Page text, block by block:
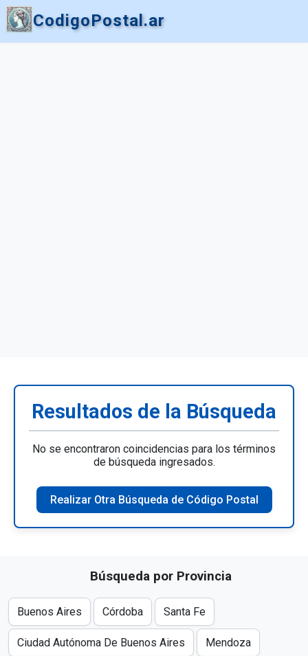
CodigoPostal.ar
Resultados de la Búsqueda
No se encontraron coincidencias para los términos
de búsqueda ingresados.
Realizar Otra Búsqueda de Código Postal
Búsqueda por Provincia
Buenos Aires Córdoba Santa Fe
Ciudad Autónoma De Buenos Aires Mendoza